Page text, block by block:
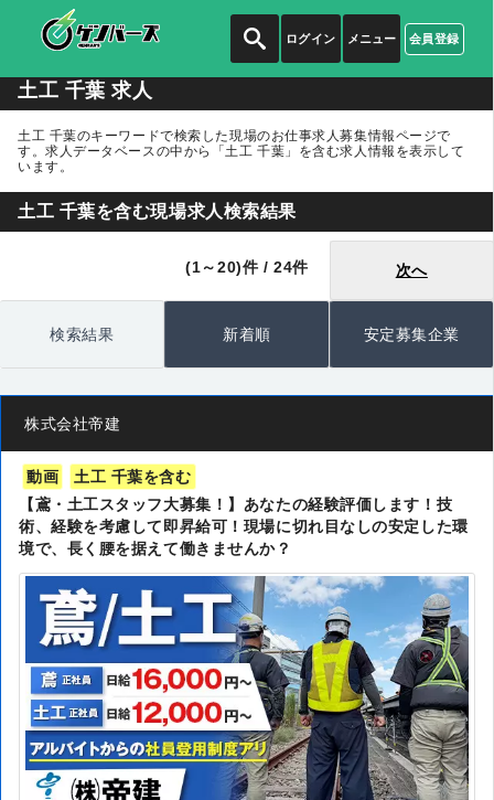
ログイン 会員登録
メニュー
土工 千葉 求人
土工 千葉のキーワードで検索した現場のお仕事求人募集情報ページで
す。求人データベースの中から
「土工 千葉」 を含む求人情報を表示して
います。
土工 千葉を含む現場求人検索結果
(1～20)件 / 24件 次へ
検索結果 新着順 安定募集企業
株式会社帝建
動画
土工 千葉を含む
【鳶・土工スタッフ大募集！】あなたの経験評価します！技
術、経験を考慮して即昇給可！現場に切れ目なしの安定した環
境で、長く腰を据えて働きませんか？